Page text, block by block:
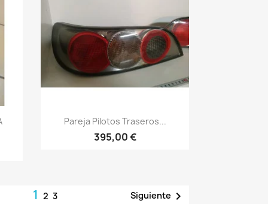
Vista rápida
Pareja Pilotos Traseros...
395,00 €
123 Siguiente 